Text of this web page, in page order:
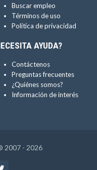
Buscar empleo
Términos de uso
Política de privacidad
AYUDA?
Contáctenos
Preguntas frecuentes
¿Quiénes somos?
Información de interés
2007 - 2026